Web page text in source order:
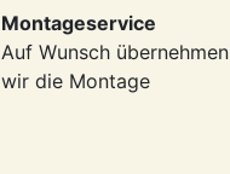
Montageservice
Auf Wunsch übernehmen
wir die Montage